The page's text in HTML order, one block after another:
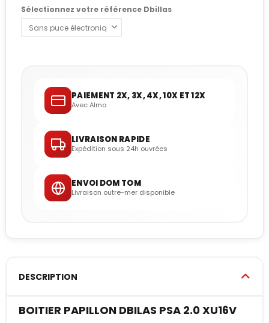
Sélectionnez votre référence Dbillas
PAIEMENT 2X, 3X, 4X, 10X ET 12X
Avec Alma
LIVRAISON RAPIDE
Expédition sous 24h ouvrées
ENVOI DOM TOM
Livraison outre-mer disponible
DESCRIPTION
BOITIER PAPILLON DBILAS PSA 2.0 XU16V